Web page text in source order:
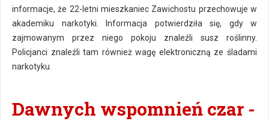
informacje, że 22-letni mieszkaniec Zawichostu przechowuje w
akademiku narkotyki. Informacja potwierdziła się, gdy w
zajmowanym przez niego pokoju znaleźli susz roślinny.
Policjanci znaleźli tam również wagę elektroniczną ze śladami
narkotyku.
Dawnych wspomnień czar -